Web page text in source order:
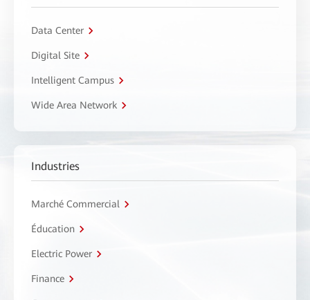
Data Center
Digital Site
Intelligent Campus
Wide Area Network
Industries
Marché Commercial
Éducation
Electric Power
Finance